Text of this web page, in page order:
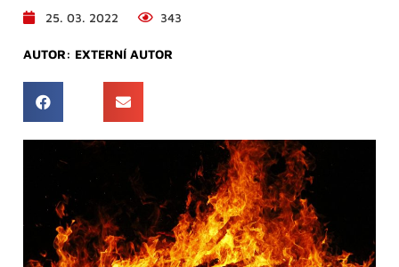
25. 03. 2022 343
AUTOR: EXTERNÍ AUTOR